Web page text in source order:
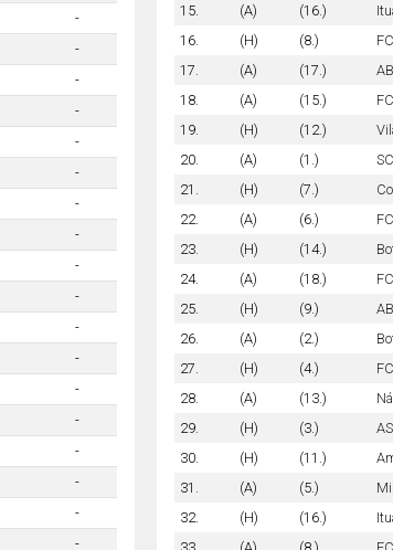
-
-
-
-
-
-
-
-
-
-
-
-
-
-
-
-
-
-
15.
(A) (16.)
16.
(H) (8.)
17.
(A) (17.)
18.
(A) (15.)
19.
(H) (12.)
20.
(A) (1.)
21.
(H) (7.)
22.
(A) (6.)
23.
(H) (14.)
24.
(A) (18.)
25.
(H) (9.)
26.
(A) (2.)
27.
(H) (4.)
28.
(A) (13.)
29.
(H) (3.)
30.
(H) (11.)
31.
(A) (5.)
32.
(H) (16.)